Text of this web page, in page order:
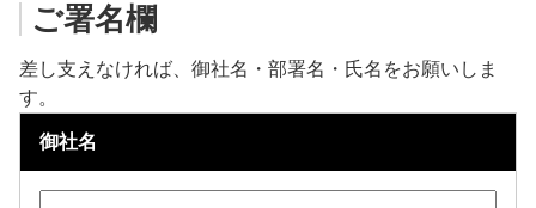
ご署名欄
差し支えなければ、御社名・部署名・氏名をお願いしま
す。
御社名